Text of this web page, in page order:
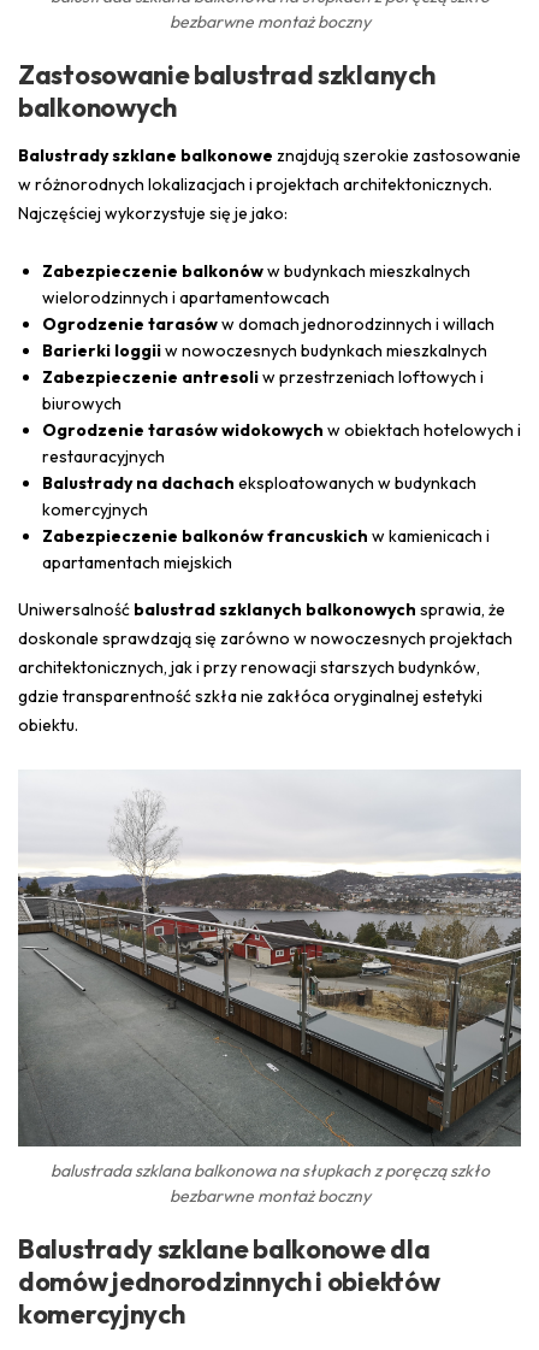
bezbarwne montaż boczny
Zastosowanie balustrad szklanych
balkonowych
Balustrady szklane balkonowe znajdują szerokie zastosowanie
w różnorodnych lokalizacjach i projektach architektonicznych.
Najczęściej wykorzystuje się je jako:
Zabezpieczenie balkonóww budynkach mieszkalnych
wielorodzinnych i apartamentowcach
Ogrodzenie tarasóww domach jednorodzinnych i willach
Barierki loggiiw nowoczesnych budynkach mieszkalnych
Zabezpieczenie antresoliw przestrzeniach loftowych i
biurowych
Ogrodzenie tarasów widokowych w obiektach hotelowych i
restauracyjnych
Balustrady na dachach eksploatowanych w budynkach
komercyjnych
Zabezpieczenie balkonów francuskich w kamienicach i
apartamentach miejskich
Uniwersalność balustrad szklanych balkonowych sprawia, że
doskonale sprawdzają się zarówno w nowoczesnych projektach
architektonicznych, jak i przy renowacji starszych budynków,
gdzie transparentność szkła nie zakłóca oryginalnej estetyki
obiektu.
balustrada szklana balkonowa na słupkach z poręczą szkło
bezbarwne montaż boczny
Balustrady szklane balkonowe dla
domów jednorodzinnych i obiektów
komercyjnych